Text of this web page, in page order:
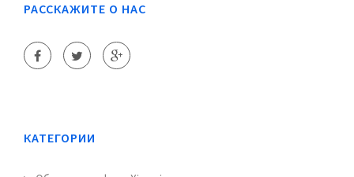
РАССКАЖИТЕ О НАС
КАТЕГОРИИ